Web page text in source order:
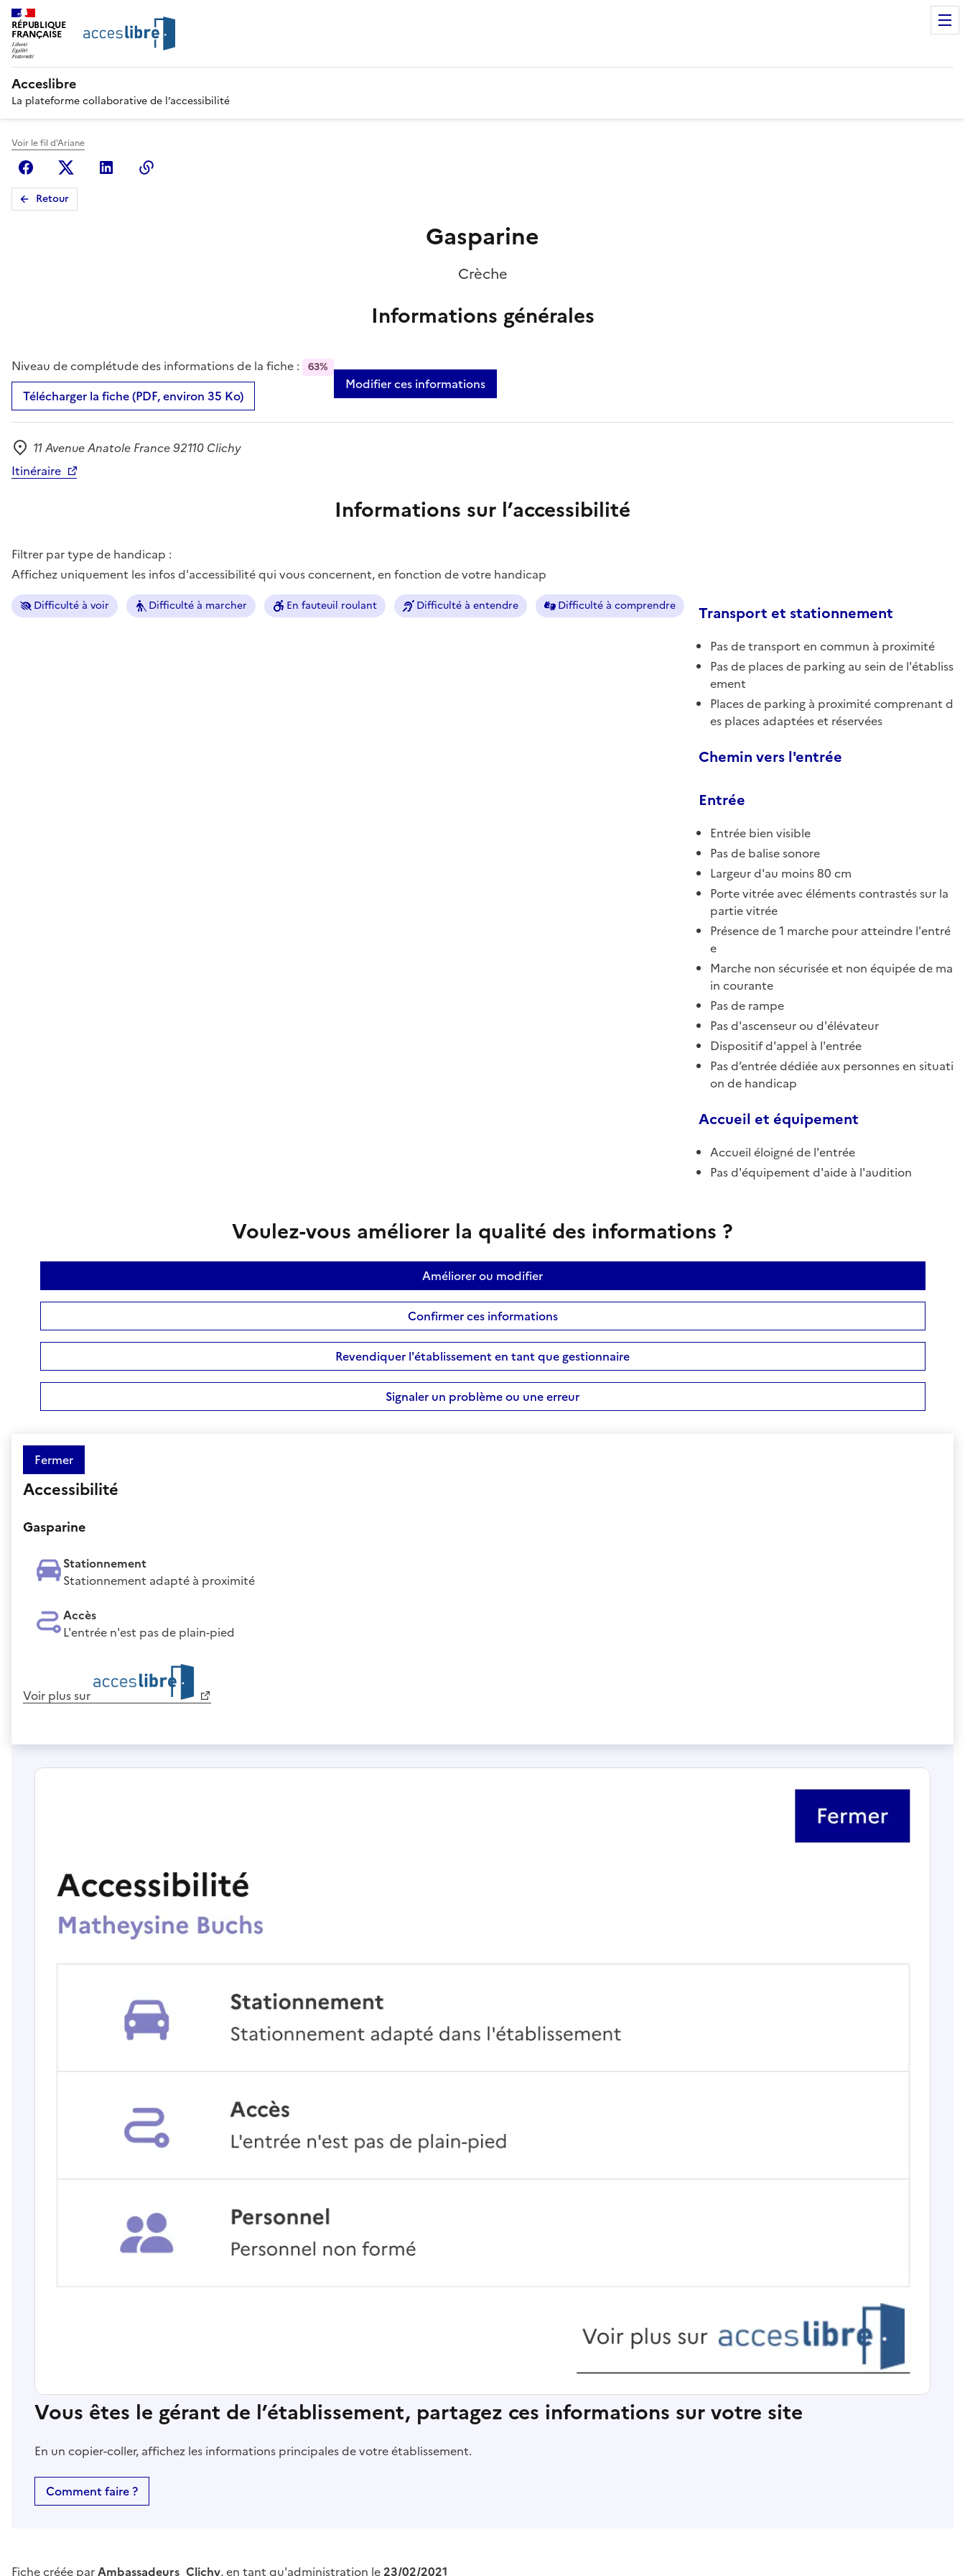
RÉPUBLIQUE
FRANÇAISE
Acceslibre
La plateforme collaborative de l’accessibilité
Voir le fil d'Ariane
FacebookX (anciennement Twitter)
Linkedin
Retour
Gasparine
Crèche
Informations générales
Niveau de complétude des informations de la fiche : 63%
Télécharger la fiche (PDF, environ 35 Ko)
Modifier ces informations
Adresse
11 Avenue Anatole France 92110 Clichy
Itinéraire
Informations sur l’accessibilité
Filtrer par type de handicap :
Affichez uniquement les infos d'accessibilité qui vous concernent, en fonction de votre handicap
Difficulté à voir Difficulté à marcher En fauteuil roulant Difficulté à entendre Difficulté à comprendre Transport et stationnement
Pas de transport en commun à proximité
Pas de places de parking au sein de l'établiss
ement
Places de parking à proximité comprenant d
es places adaptées et réservées
Chemin vers l'entrée
Entrée
Entrée bien visible
Pas de balise sonore
Largeur d'au moins 80 cm
Porte vitrée avec éléments contrastés sur la
partie vitrée
Présence de 1 marche pour atteindre l'entré
e
Marche non sécurisée et non équipée de ma
in courante
Pas de rampe
Pas d'ascenseur ou d'élévateur
Dispositif d'appel à l'entrée
Pas d’entrée dédiée aux personnes en situati
on de handicap
Accueil et équipement
Accueil éloigné de l'entrée
Pas d'équipement d'aide à l'audition
Voulez-vous améliorer la qualité des informations ?
Améliorer ou modifier
Confirmer ces informations
Revendiquer l'établissement en tant que gestionnaire
Signaler un problème ou une erreur
Fermer
Accessibilité
Gasparine
Stationnement
Stationnement adapté à proximité
Accès
L'entrée n'est pas de plain-pied
Voir plus sur
Vous êtes le gérant de l’établissement, partagez ces informations sur votre site
En un copier-coller, affichez les informations principales de votre établissement.
Comment faire ?
Fiche créée parAmbassadeurs_Clichy, en tant qu'administration le23/02/2021